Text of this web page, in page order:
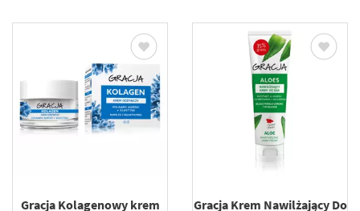
Gracja Kolagenowy krem
Gracja Krem Nawilżający Do